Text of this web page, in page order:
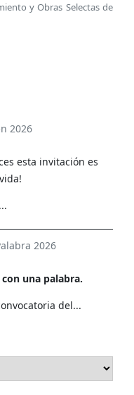
y Obras Selectas de
2026
esta invitación es
2026
una palabra.
del...